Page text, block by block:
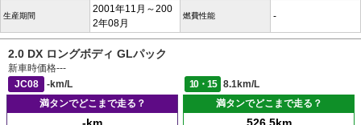
生産期間
2001年11月～200
2年08月
燃費性能 -
2.0 DX ロングボディ GLパック
新車時価格---
JC08
-km/L 10・15
8.1km/L
満タンでどこまで走る？
満タンでどこまで走る？